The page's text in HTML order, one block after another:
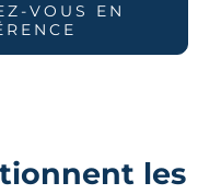
VOUS EN
les